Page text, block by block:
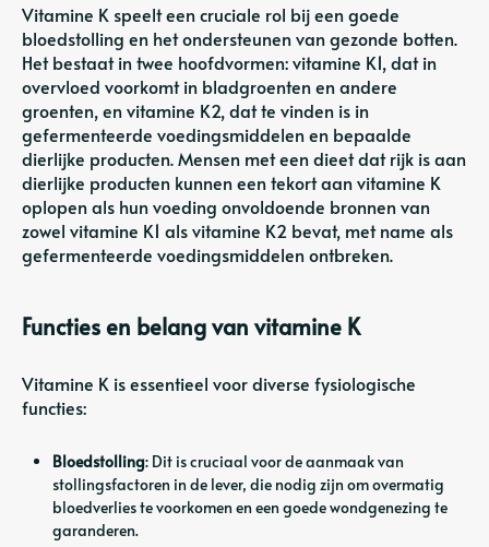
Vitamine K speelt een cruciale rol bij een goede
bloedstolling en het ondersteunen van gezonde botten.
Het bestaat in twee hoofdvormen: vitamine K1, dat in
overvloed voorkomt in bladgroenten en andere
groenten, en vitamine K2, dat te vinden is in
gefermenteerde voedingsmiddelen en bepaalde
dierlijke producten. Mensen met een dieet dat rijk is aan
dierlijke producten kunnen een tekort aan vitamine K
oplopen als hun voeding onvoldoende bronnen van
zowel vitamine K1 als vitamine K2 bevat, met name als
gefermenteerde voedingsmiddelen ontbreken.
Functies en belang van vitamine K
Vitamine K is essentieel voor diverse fysiologische
functies:
Bloedstolling: Dit is cruciaal voor de aanmaak van
stollingsfactoren in de lever, die nodig zijn om overmatig
bloedverlies te voorkomen en een goede wondgenezing te
garanderen.